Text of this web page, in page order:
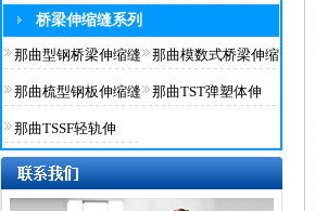
桥梁伸缩缝系列
那曲型钢桥梁伸缩缝 那曲模数式桥梁伸缩
那曲梳型钢板伸缩缝 那曲TST弹塑体伸
那曲TSSF轻轨伸